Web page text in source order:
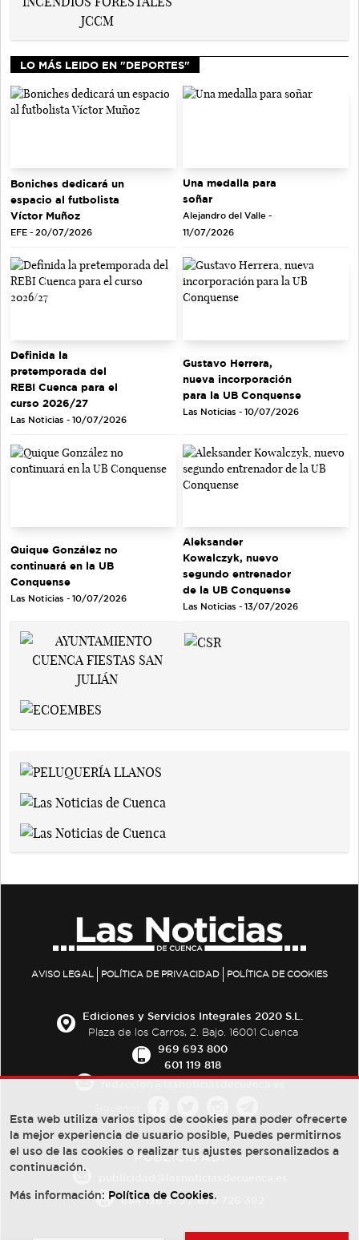
LO MÁS LEIDO EN "DEPORTES"
Boniches dedicará un
espacio al futbolista
Víctor Muñoz
EFE - 20/07/2026
Una medalla para
soñar
Alejandro del Valle -
11/07/2026
Definida la
pretemporada del
REBI Cuenca para el
curso 2026/27
Las Noticias - 10/07/2026
Gustavo Herrera,
nueva incorporación
para la UB Conquense
Las Noticias - 10/07/2026
Quique González no
continuará en la UB
Conquense
Las Noticias - 10/07/2026
Aleksander
Kowalczyk, nuevo
segundo entrenador
de la UB Conquense
Las Noticias - 13/07/2026
AVISO LEGAL POLÍTICA DE PRIVACIDAD POLÍTICA DE COOKIES
Ediciones y Servicios Integrales 2020 S.L.
Plaza de los Carros, 2. Bajo. 16001 Cuenca
969 693 800
601 119 818
PUBLICIDAD:
684 126 573/670 726 392
Esta web utiliza varios tipos de cookies para poder ofrecerte
la mejor experiencia de usuario posible, Puedes permitirnos
el uso de las cookies o realizar tus ajustes personalizados a
continuación.
Más información: Política de Cookies.